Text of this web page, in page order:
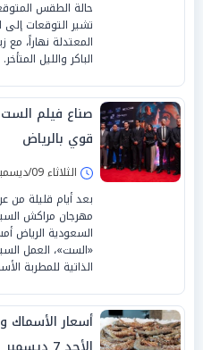
تشير التوقعات إلى
المعتدلة نهاراً،
الباكر والليل المتأخر.
صناع فيلم
قوي بالرياض
الثلاثاء 09/ديسمبر/2025 - 04:54 م
بعد أيام قليلة من
مهرجان مراكش
السعودية الرياض
«الست»، العمل
الذاتية للمطربة
أسعار الأسماك